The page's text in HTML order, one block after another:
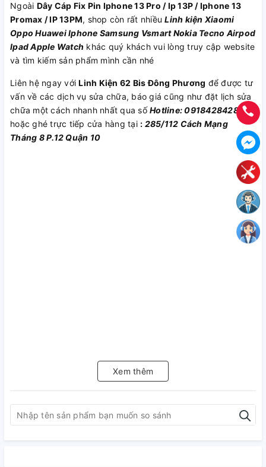
Ngoài Dây Cáp Fix Pin Iphone 13 Pro / Ip 13P / Iphone 13
Promax / IP 13PM, shop còn rất nhiềuLinh kiện Xiaomi
Oppo HuaweiIphone Samsung Vsmart Nokia Tecno Airpod
IpadApple Watch khác quý khách vui lòng truy cập website
và tìm kiếm sản phẩm mình cần nhé
Liên hệ ngay vớiLinh Kiện 62 Bis Đông Phương để được tư
vấn về các dịch vụ sửa chữa, báo giá cũng như đặt lịch sửa
chữa một cách nhanh nhất qua sốHotline: 0918428428
hoặc ghé trực tiếp cửa hàng tại : 285/112 Cách Mạng
Tháng 8 P.12 Quận 10
Xem thêm